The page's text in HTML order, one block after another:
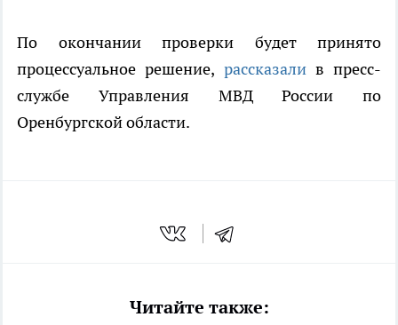
По окончании проверки будет принято
процессуальное решение, рассказали в пресс-
службе Управления МВД России по
Оренбургской области.
Читайте также: